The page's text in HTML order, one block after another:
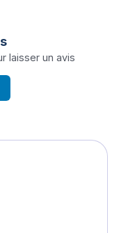
laisser un avis